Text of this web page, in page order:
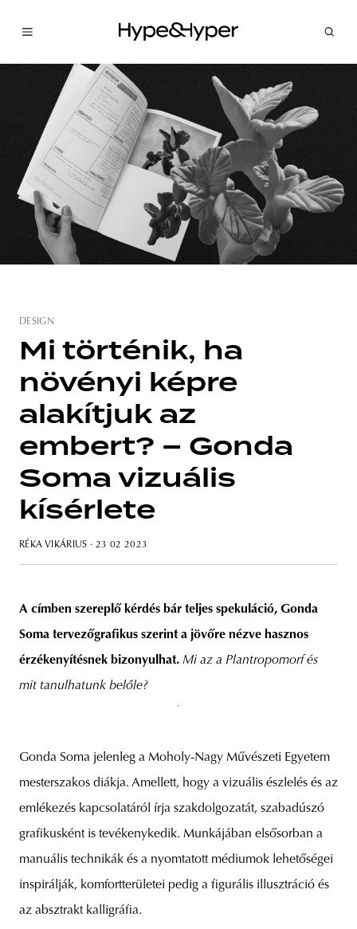
budapest poland branding
DESIGN
Mi történik, ha
növényi képre
alakítjuk az
embert? – Gonda
Soma vizuális
kísérlete
RÉKA VIKÁRIUS · 23 02 2023
A címben szereplő kérdés bár teljes spekuláció, Gonda
Soma tervezőgrafikus szerint a jövőre nézve hasznos
érzékenyítésnek bizonyulhat. Mi az a Plantropomorf és
mit tanulhatunk belőle?
Gonda Soma jelenleg a Moholy-Nagy Művészeti Egyetem
mesterszakos diákja. Amellett, hogy a vizuális észlelés és az
emlékezés kapcsolatáról írja szakdolgozatát, szabadúszó
grafikusként is tevékenykedik. Munkájában elsősorban a
manuális technikák és a nyomtatott médiumok lehetőségei
inspirálják, komfortterületei pedig a figurális illusztráció és
az absztrakt kalligráfia.